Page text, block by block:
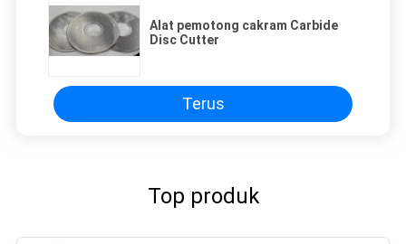
Alat pemotong cakram Carbide
Disc Cutter
Terus
Top produk